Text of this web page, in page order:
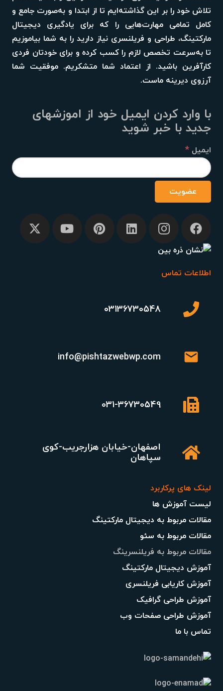
تلاش خود را بر این گذاشته‌ایم تا از ابتدا و به‌صورت جامع و
کامل تمامی مهارت‌هایی را که برای یادگیری دیجیتال
مارکتینگ، طراحی و فریلنسری نیاز دارید را به شما بیاموزیم
تا به‌سرعت تخصص لازم را کسب کرده و برای خودتان فردی
کارآفرین باشید. از اعتماد شما متشکریم. موفقیت شما
آرزوی دیرینه ماست.
با وارد کردن ایمیل خود از اموزشهای
جدید با خبر شوید
ایمیل *
اطلاعات تماس
03136730548
mail
info@pishtazwebwp.com
031-36730549
اصفهان-خیابان هزارجریب-کوی
سپاهان
لینک های پرکاربرد
لیست آموزش ها
مقالات مربوط به دیجیتال مارکتینگ
مقالات مربوط به سئو
مقالات مربوط به فریلنسرینگ
آموزش دیجیتال مارکتینگ
آموزش کاریابی فریلنسری
آموزش طراحی گرافیک
آموزش طراحی صفحات وب
تماس با ما